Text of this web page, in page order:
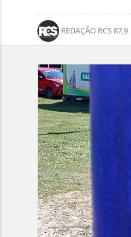
REDAÇÃO RCS 87,9